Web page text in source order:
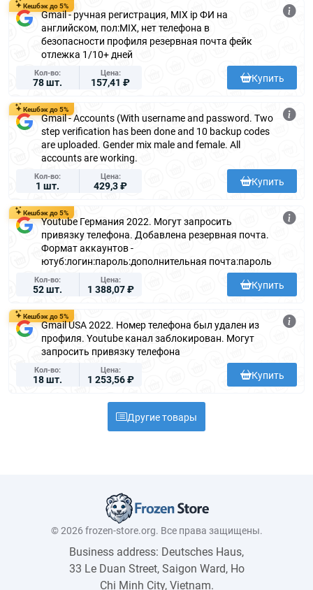
Кешбэк до 5%
Gmail - ручная регистрация, MIX ip ФИ на
английском, пол:MIX, нет телефона в
безопасности профиля резервная почта фейк
отлежка 1/10+ дней
Кол-во
78 шт.
Цена
157,41 ₽ Купить
Кешбэк до 5%
Gmail - Accounts (With username and password. Two
step verification has been done and 10 backup codes
are uploaded. Gender mix male and female. All
accounts are working.
Кол-во
1 шт.
Цена
429,3 ₽ Купить
Кешбэк до 5%
Youtube Германия 2022. Могут запросить
привязку телефона. Добавлена резервная почта.
Формат аккаунтов -
ютуб:логин:пароль:дополнительная почта:пароль
Кол-во
52 шт.
Цена
1 388,07 ₽ Купить
Кешбэк до 5%
Gmail USA 2022. Номер телефона был удален из
профиля. Youtube канал заблокирован. Могут
запросить привязку телефона
Кол-во
18 шт.
Цена
1 253,56 ₽ Купить
Другие товары
© 2026 frozen-store.org. Все права защищены.
Business address: Deutsches Haus,
33 Le Duan Street, Saigon Ward, Ho
Chi Minh City, Vietnam.